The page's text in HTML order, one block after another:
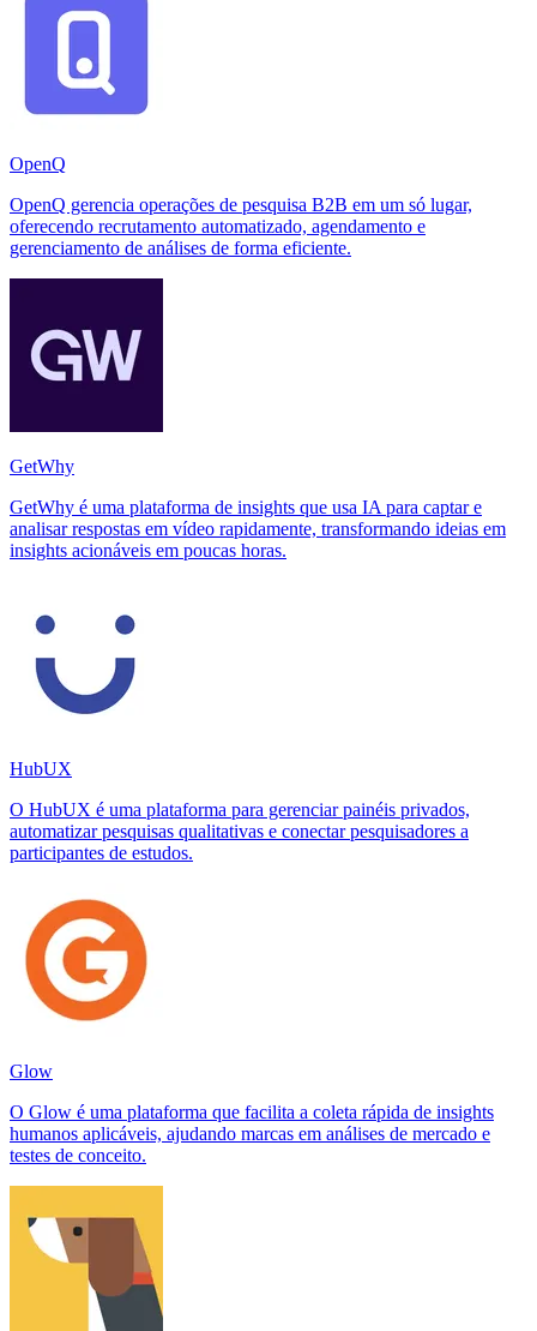
OpenQ
OpenQ gerencia operações de pesquisa B2B em um só lugar,
oferecendo recrutamento automatizado, agendamento e
gerenciamento de análises de forma eficiente.
GetWhy
GetWhy é uma plataforma de insights que usa IA para captar e
analisar respostas em vídeo rapidamente, transformando ideias em
insights acionáveis em poucas horas.
HubUX
O HubUX é uma plataforma para gerenciar painéis privados,
automatizar pesquisas qualitativas e conectar pesquisadores a
participantes de estudos.
Glow
O Glow é uma plataforma que facilita a coleta rápida de insights
humanos aplicáveis, ajudando marcas em análises de mercado e
testes de conceito.